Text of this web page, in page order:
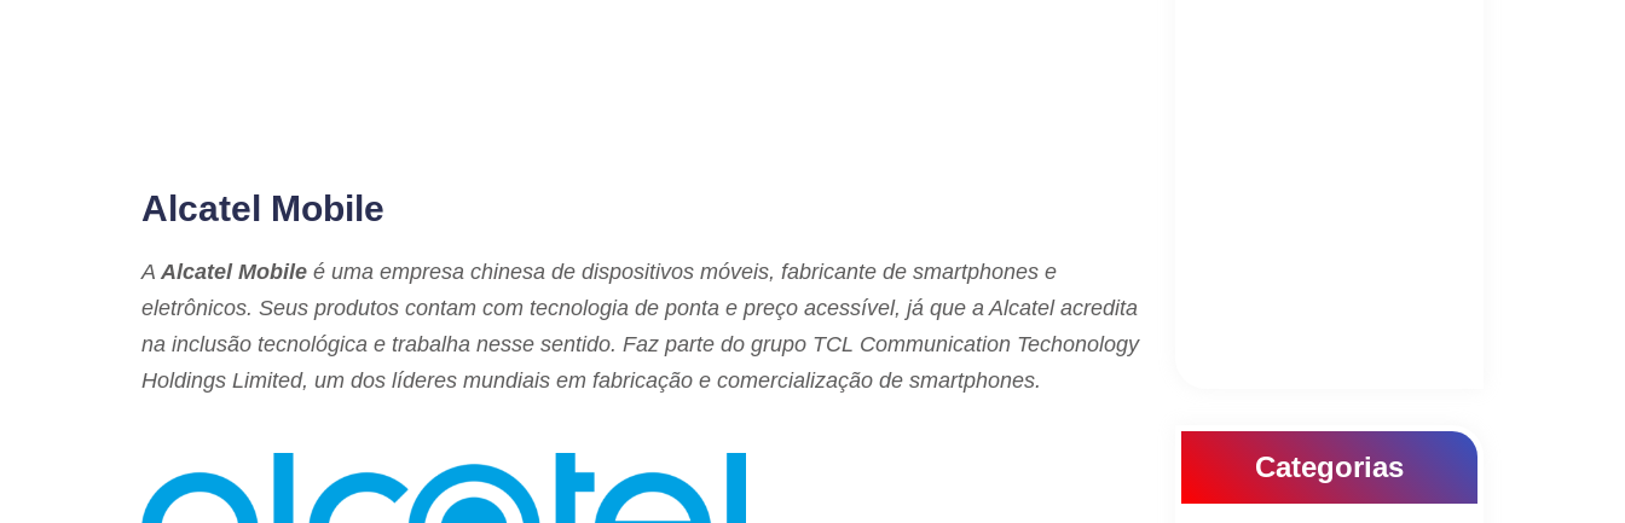
Alcatel Mobile
A Alcatel Mobile é uma empresa chinesa de dispositivos móveis, fabricante de smartphones e
eletrônicos. Seus produtos contam com tecnologia de ponta e preço acessível, já que a Alcatel acredita
na inclusão tecnológica e trabalha nesse sentido. Faz parte do grupo TCL Communication Techonology
Holdings Limited, um dos líderes mundiais em fabricação e comercialização de smartphones.
Categorias